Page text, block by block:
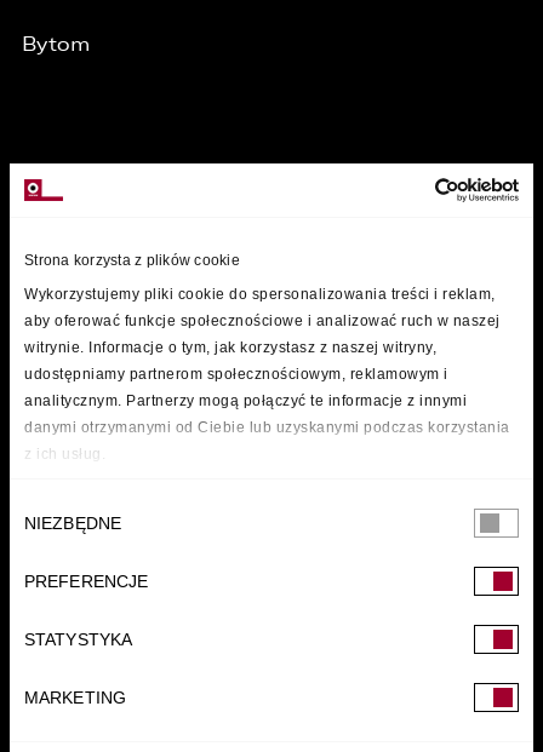
Strona korzysta z plików cookie
Wykorzystujemy pliki cookie do spersonalizowania treści i reklam,
aby oferować funkcje społecznościowe i analizować ruch w naszej
witrynie. Informacje o tym, jak korzystasz z naszej witryny,
udostępniamy partnerom społecznościowym, reklamowym i
analitycznym. Partnerzy mogą połączyć te informacje z innymi
danymi otrzymanymi od Ciebie lub uzyskanymi podczas korzystania
z ich usług.
zgody
NIEZBĘDNE
PREFERENCJE
STATYSTYKA
MARKETING
Bytom
FUNDACJA